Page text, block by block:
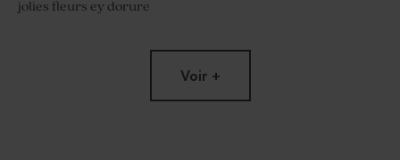
jolies fleurs ey dorure
Voir +